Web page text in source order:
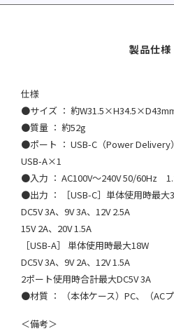
仕様
●サイズ ： 約
●質量 ： 約52g
●ポート ： USB-C（Power
USB-A×1
●入力 ： AC100V～240V 50/60Hz
●出力 ： ［USB-C］単体使用時最大
DC5V 3A、9V 3A、12V 2.5A
15V 2A、20V 1.5A
［USB-A］ 単体使用時最大18W
DC5V 3A、9V 2A、12V 1.5A
2ポート使用時合計最大DC5V 3A
●材質 ： （本体ケース）PC、（AC
＜備考＞